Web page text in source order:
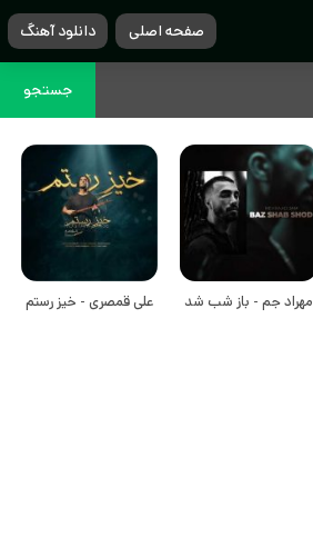
صفحه اصلی دانلود آهنگ
جستجو
مهراد جم - باز شب شد علی قمصری - خیز رستم